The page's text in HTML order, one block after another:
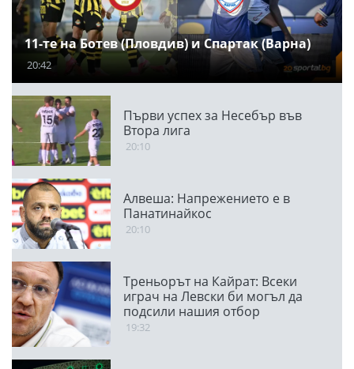
11-те на Ботев (Пловдив) и Спартак (Варна)
20:42
Първи успех за Несебър във
Втора лига
20:10
Алвеша: Напрежението е в
Панатинайкос
20:10
Треньорът на Кайрат: Всеки
играч на Левски би могъл да
подсили нашия отбор
19:32